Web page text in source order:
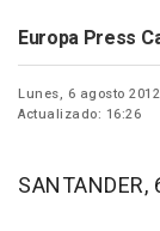
Europa Press
Lunes, 6 agosto 2012
Actualizado: 16:26
SANTANDER,